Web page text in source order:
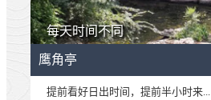
每天时间不同
鹰角亭
提前看好日出时间，提前半小时来...